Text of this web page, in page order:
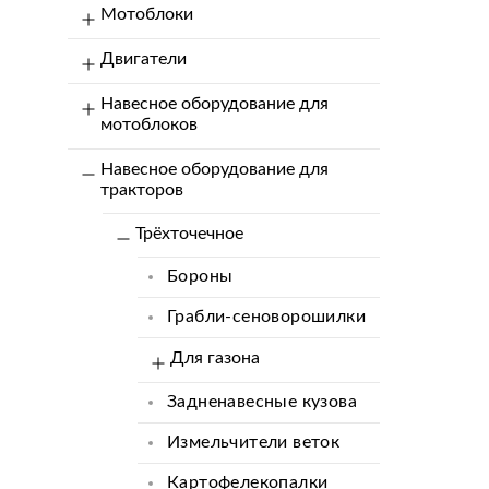
Мотоблоки
Двигатели
Навесное оборудование для
мотоблоков
Навесное оборудование для
тракторов
Трёхточечное
Бороны
Грабли-сеноворошилки
Для газона
Задненавесные кузова
Измельчители веток
Картофелекопалки